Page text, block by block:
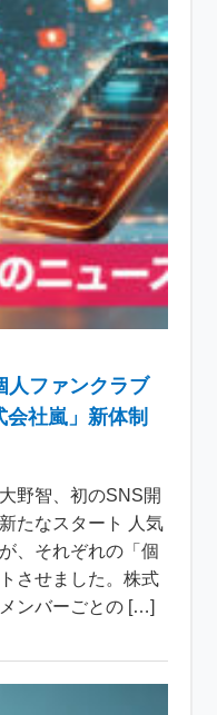
人ファンクラブ
社嵐」新体制
野智、初のSNS開
たなスタート 人気
、それぞれの「個
させました。株式
ンバーごとの […]